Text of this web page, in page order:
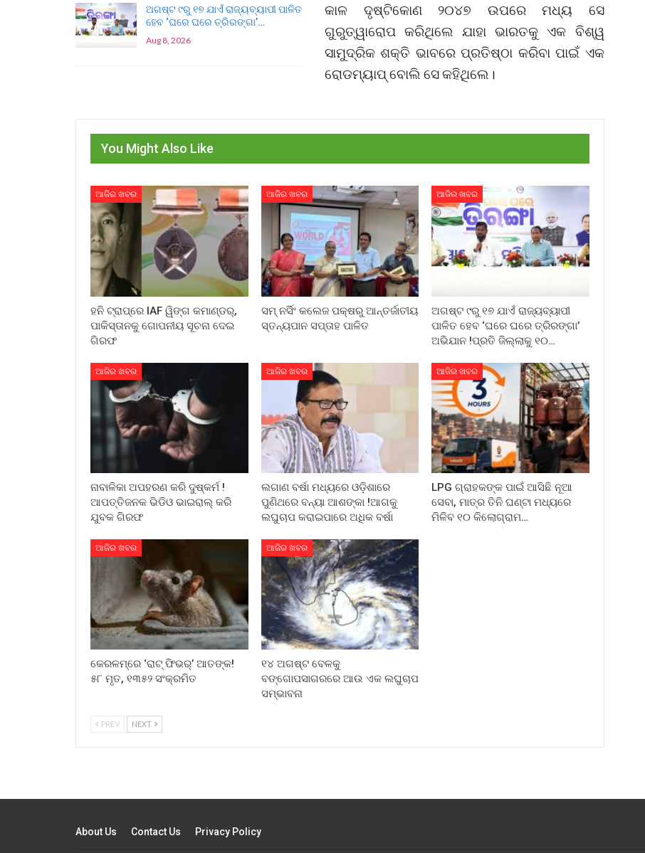
ଅଗଷ୍ଟ ୯ରୁ ୧୭ ଯାଏଁ ରାଜ୍ୟବ୍ୟାପୀ ପାଳିତ
ହେବ ‘ଘରେ ଘରେ ତ୍ରିରଙ୍ଗା’…
Aug 8, 2026
କାଳ ଦୃଷ୍ଟିକୋଣ ୨୦୪୭ ଉପରେ ମଧ୍ୟ ସେ
ଗୁରୁତ୍ୱାରୋପ କରିଥିଲେ ଯାହା ଭାରତକୁ ଏକ ବିଶ୍ୱ
ସାମୁଦ୍ରିକ ଶକ୍ତି ଭାବରେ ପ୍ରତିଷ୍ଠା କରିବା ପାଇଁ ଏକ
ରୋଡମ୍ୟାପ୍ ବୋଲି ସେ କହିଥିଲେ।
You Might Also Like
ଆଜିର ଖବର
ହନି ଟ୍ରାପ୍‌ରେ IAF ୱିଙ୍ଗ କମାଣ୍ଡର୍,
ପାକିସ୍ତାନକୁ ଗୋପନୀୟ ସୂଚନା ଦେଇ
ଗିରଫ
ଆଜିର ଖବର
ସମ୍ ନର୍ସିଂ କଲେଜ ପକ୍ଷରୁ ଆନ୍ତର୍ଜାତୀୟ
ସ୍ତନ୍ୟପାନ ସପ୍ତାହ ପାଳିତ
ଆଜିର ଖବର
ଅଗଷ୍ଟ ୯ରୁ ୧୭ ଯାଏଁ ରାଜ୍ୟବ୍ୟାପୀ
ପାଳିତ ହେବ ‘ଘରେ ଘରେ ତ୍ରିରଙ୍ଗା’
ଅଭିଯାନ !ପ୍ରତି ଜିଲ୍ଲାକୁ ୧୦…
ଆଜିର ଖବର
ନାବାଳିକା ଅପହରଣ କରି ଦୁଷ୍କର୍ମ !
ଆପତ୍ତିଜନକ ଭିଡିଓ ଭାଇରାଲ୍ କରି
ଯୁବକ ଗିରଫ
ଆଜିର ଖବର
ଲଗାଣ ବର୍ଷା ମଧ୍ୟରେ ଓଡ଼ିଶାରେ
ପୁଣିଥରେ ବନ୍ୟା ଆଶଙ୍କା !ଆଗକୁ
ଲଘୁଚାପ କରାଇପାରେ ଅଧିକ ବର୍ଷା
ଆଜିର ଖବର
LPG ଗ୍ରାହକଙ୍କ ପାଇଁ ଆସିଛି ନୂଆ
ସେବା, ମାତ୍ର ତିନି ଘଣ୍ଟା ମଧ୍ୟରେ
ମିଳିବ ୧୦ କିଲୋଗ୍ରାମ…
ଆଜିର ଖବର
କେରଳମ୍‌ରେ ‘ରାଟ୍ ଫିଭର୍’ ଆତଙ୍କ!
୫୮ ମୃତ, ୧୩୫୨ ସଂକ୍ରମିତ
ଆଜିର ଖବର
୧୪ ଅଗଷ୍ଟ ବେଳକୁ
ବଙ୍ଗୋପସାଗରରେ ଆଉ ଏକ ଲଘୁଚାପ
ସମ୍ଭାବନା
PREV NEXT
About Us Contact Us Privacy Policy